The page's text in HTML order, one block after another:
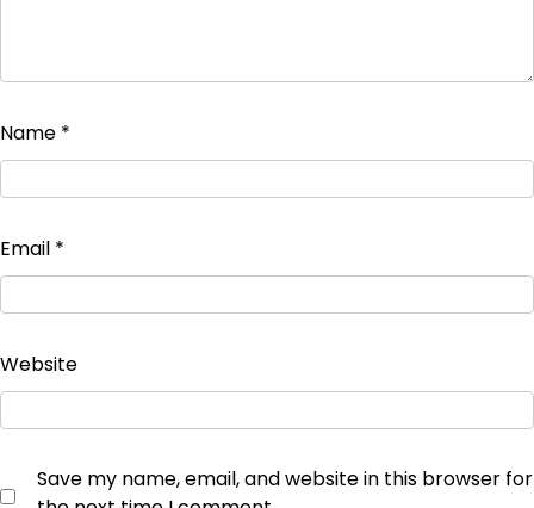
Name *
Email *
Website
Save my name, email, and website in this browser for